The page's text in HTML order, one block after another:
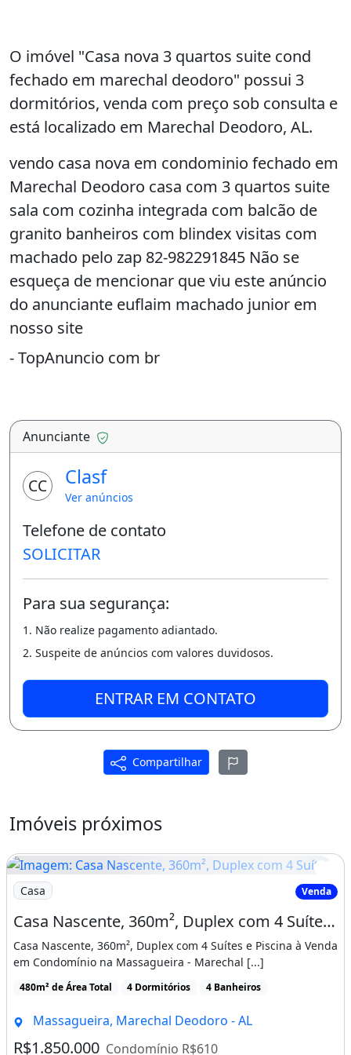
O imóvel "Casa nova 3 quartos suite cond
fechado em marechal deodoro" possui 3
dormitórios, venda com preço sob consulta e
está localizado em Marechal Deodoro, AL.
vendo casa nova em condominio fechado em
Marechal Deodoro casa com 3 quartos suite
sala com cozinha integrada com balcão de
granito banheiros com blindex visitas com
machado pelo zap 82-982291845 Não se
esqueça de mencionar que viu este anúncio
do anunciante euflaim machado junior em
nosso site
- TopAnuncio com br
Anunciante
CC Clasf
Ver anúncios
Telefone de contato
SOLICITAR
Para sua segurança:
1. Não realize pagamento adiantado.
2. Suspeite de anúncios com valores duvidosos.
ENTRAR EM CONTATO
Compartilhar
Imóveis próximos
Imagem: Casa Nascente, 360m², Duplex com 4 Suítes
Casa Venda
Casa Nascente, 360m², Duplex com 4 Suítes e Piscina à Venda em Condomínio na
Casa Nascente, 360m², Duplex com 4 Suítes e Piscina à Venda
em Condomínio na Massagueira - Marechal [...]
480m² de Área Total 4 Dormitórios 4 Banheiros
Massagueira, Marechal Deodoro - AL
R$1.850.000 Condomínio R$610